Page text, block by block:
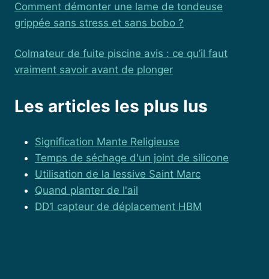
Comment démonter une lame de tondeuse
grippée sans stress et sans bobo ?
Colmateur de fuite piscine avis : ce qu’il faut
vraiment savoir avant de plonger
Les articles les plus lus
Signification Mante Religieuse
Temps de séchage d'un joint de silicone
Utilisation de la lessive Saint Marc
Quand planter de l'ail
DD1 capteur de déplacement HBM